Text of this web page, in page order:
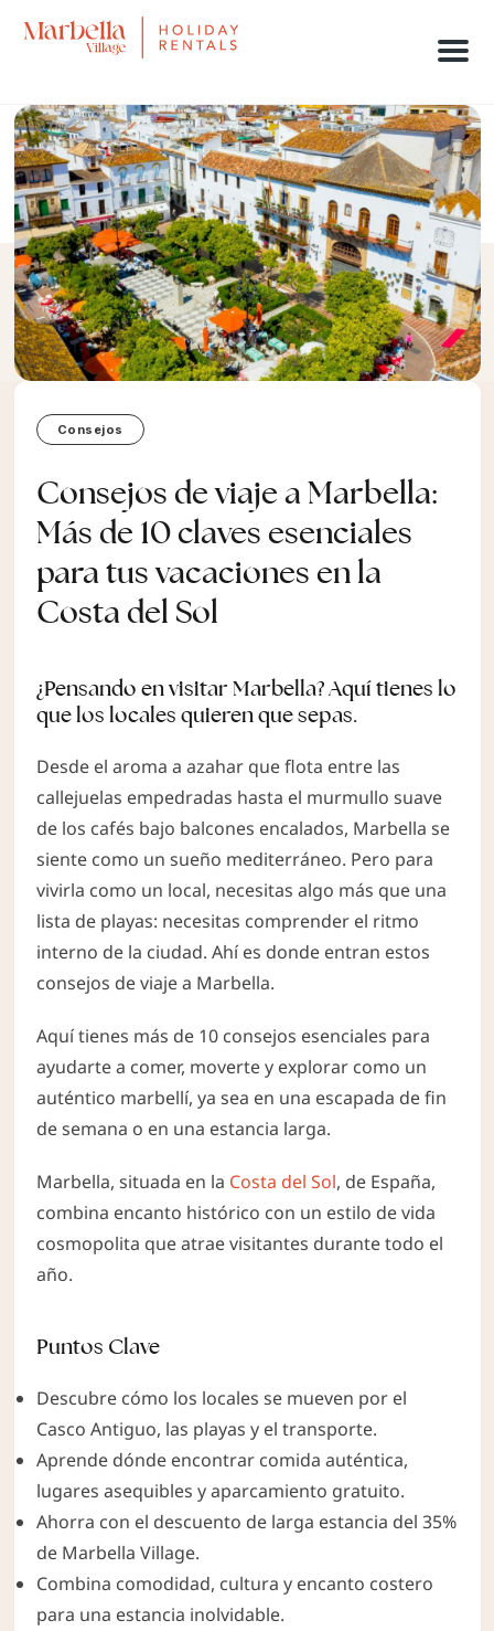
Menu
Consejos
Consejos de viaje a Marbella:
Más de 10 claves esenciales
para tus vacaciones en la
Costa del Sol
¿Pensando en visitar Marbella? Aquí tienes lo
que los locales quieren que sepas.
Desde el aroma a azahar que flota entre las
callejuelas empedradas hasta el murmullo suave
de los cafés bajo balcones encalados, Marbella se
siente como un sueño mediterráneo. Pero para
vivirla como un local, necesitas algo más que una
lista de playas: necesitas comprender el ritmo
interno de la ciudad. Ahí es donde entran estos
consejos de viaje a Marbella.
Aquí tienes más de 10 consejos esenciales para
ayudarte a comer, moverte y explorar como un
auténtico marbellí, ya sea en una escapada de fin
de semana o en una estancia larga.
Marbella, situada en la Costa del Sol, de España,
combina encanto histórico con un estilo de vida
cosmopolita que atrae visitantes durante todo el
año.
Puntos Clave
Descubre cómo los locales se mueven por el
Casco Antiguo, las playas y el transporte.
Aprende dónde encontrar comida auténtica,
lugares asequibles y aparcamiento gratuito.
Ahorra con el descuento de larga estancia del 35%
de Marbella Village.
Combina comodidad, cultura y encanto costero
para una estancia inolvidable.